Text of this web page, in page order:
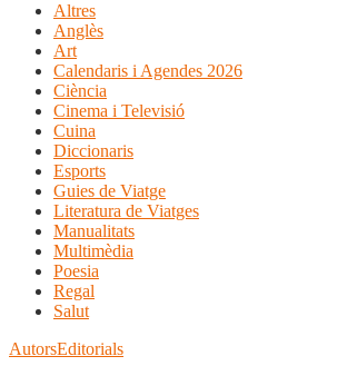
Altres
Anglès
Art
Calendaris i Agendes 2026
Ciència
Cinema i Televisió
Cuina
Diccionaris
Esports
Guies de Viatge
Literatura de Viatges
Manualitats
Multimèdia
Poesia
Regal
Salut
AutorsEditorials